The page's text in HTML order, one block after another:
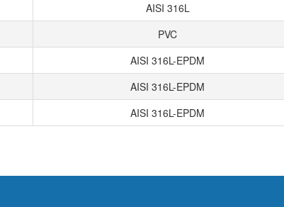
AISI 316L
PVC
AISI 316L-EPDM
AISI 316L-EPDM
AISI 316L-EPDM